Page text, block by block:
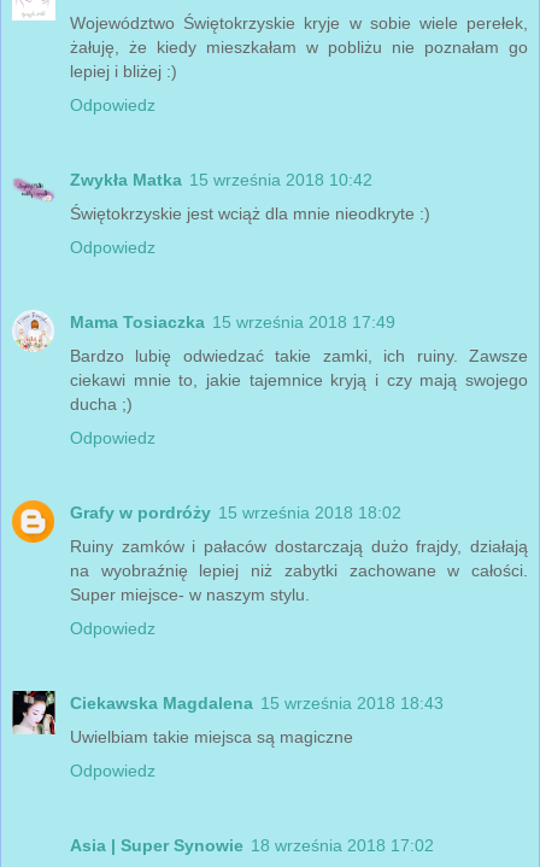
Województwo Świętokrzyskie kryje w sobie wiele perełek,
żałuję, że kiedy mieszkałam w pobliżu nie poznałam go
lepiej i bliżej :)
Odpowiedz
Zwykła Matka 15 września 2018 10:42
Świętokrzyskie jest wciąż dla mnie nieodkryte :)
Odpowiedz
Mama Tosiaczka 15 września 2018 17:49
Bardzo lubię odwiedzać takie zamki, ich ruiny. Zawsze
ciekawi mnie to, jakie tajemnice kryją i czy mają swojego
ducha ;)
Odpowiedz
Grafy w pordróży 15 września 2018 18:02
Ruiny zamków i pałaców dostarczają dużo frajdy, działają
na wyobraźnię lepiej niż zabytki zachowane w całości.
Super miejsce- w naszym stylu.
Odpowiedz
Ciekawska Magdalena 15 września 2018 18:43
Uwielbiam takie miejsca są magiczne
Odpowiedz
Asia | Super Synowie 18 września 2018 17:02